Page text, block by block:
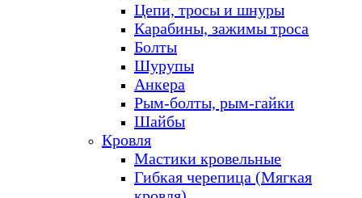
Цепи, тросы и шнуры
Карабины, зажимы троса
Болты
Шурупы
Анкера
Рым-болты, рым-гайки
Шайбы
Кровля
Мастики кровельные
Гибкая черепица (Мягкая